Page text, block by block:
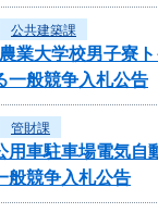
公共建築課
業大学校男子寮
一般競争入札公告
管財課
用車駐車場電気自
般競争入札公告